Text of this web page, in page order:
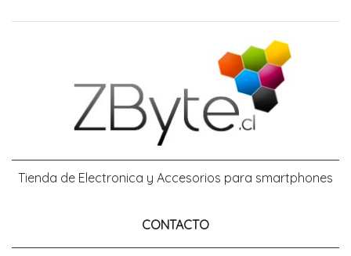
Tienda de Electronica y Accesorios para smartphones
CONTACTO